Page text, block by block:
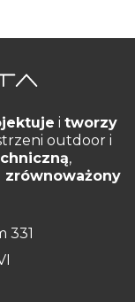
i tworzy
outdoor i
,
zrównoważony
331